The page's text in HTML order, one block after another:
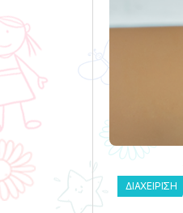
ΔΙΑΧΕΊΡΙΣΗ